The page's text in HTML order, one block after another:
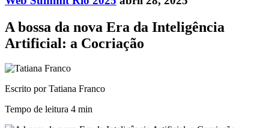
A bossa da nova Era da Inteligência
Artificial: a Cocriação
Escrito por Tatiana Franco
Tempo de leitura 4 min